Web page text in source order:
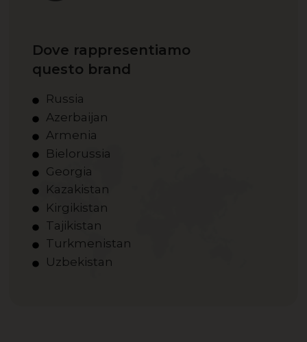
Dove rappresentiamo
questo brand
Russia
Azerbaijan
Armenia
Bielorussia
Georgia
Kazakistan
Kirgikistan
Tajikistan
Turkmenistan
Uzbekistan